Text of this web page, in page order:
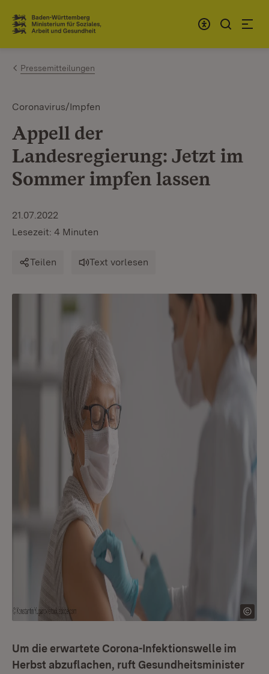
Zum Inhalt springen
Link zur Startseite
Pressemitteilungen
Coronavirus/Impfen
Appell der
Landesregierung: Jetzt im
Sommer impfen lassen
21.07.2022
Lesezeit: 4 Minuten
Teilen Text vorlesen
Um die erwartete Corona-Infektionswelle im
Herbst abzuflachen, ruft Gesundheitsminister